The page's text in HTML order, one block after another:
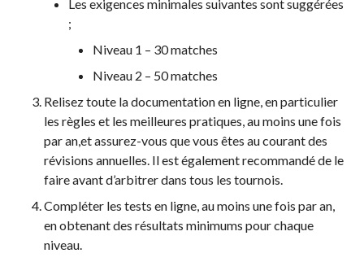
Les exigences minimales suivantes sont suggérées
;
Niveau 1 – 30 matches
Niveau 2 – 50 matches
Relisez toute la documentation en ligne, en particulier
les règles et les meilleures pratiques, au moins une fois
par an,et assurez-vous que vous êtes au courant des
révisions annuelles. Il est également recommandé de le
faire avant d’arbitrer dans tous les tournois.
Compléter les tests en ligne, au moins une fois par an,
en obtenant des résultats minimums pour chaque
niveau.